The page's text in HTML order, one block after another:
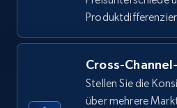
2.5K+ 358+
Cross-
Stellen Sie die
über mehrere